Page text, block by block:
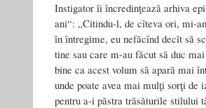
Instigator îi încredinţează arhiva
ani“: „Citindu-l, de cîteva ori, mi-
în întregime, eu nefăcînd decît să
tine sau care m-au făcut să duc
bine ca acest volum să apară mai
unde poate avea mai mulţi sorţi de
pentru a-i păstra trăsăturile stilului